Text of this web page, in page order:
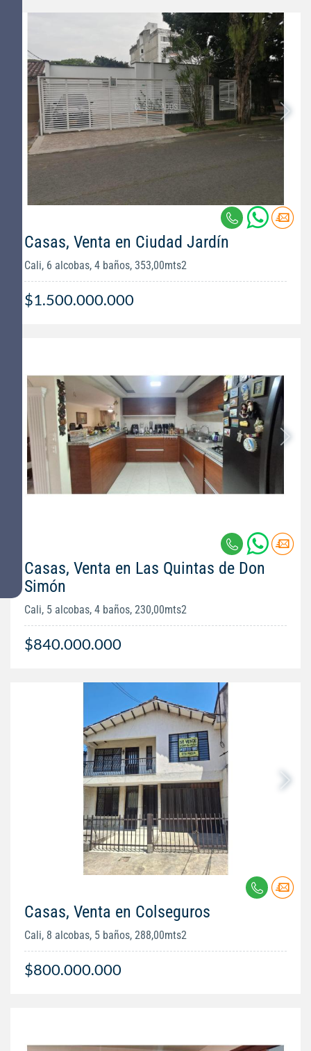
Casas, Venta en Ciudad Jardín
Cali, 6 alcobas, 4 baños, 353,00mts2
$1.500.000.000
Casas, Venta en Las Quintas de Don
Simón
Cali, 5 alcobas, 4 baños, 230,00mts2
$840.000.000
Casas, Venta en Colseguros
Cali, 8 alcobas, 5 baños, 288,00mts2
$800.000.000